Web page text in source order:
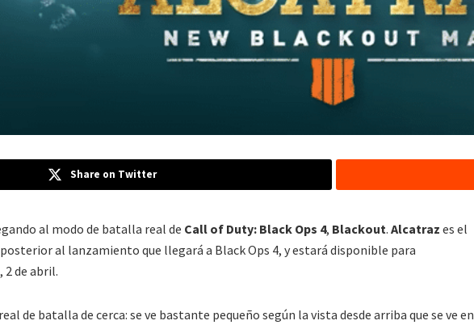
Share on Twitter
al modo de batalla real de Call of Duty: Black Ops 4, Blackout. Alcatraz es el
al lanzamiento que llegará a Black Ops 4, y estará disponible para
de abril.
de batalla de cerca: se ve bastante pequeño según la vista desde arriba que se ve en